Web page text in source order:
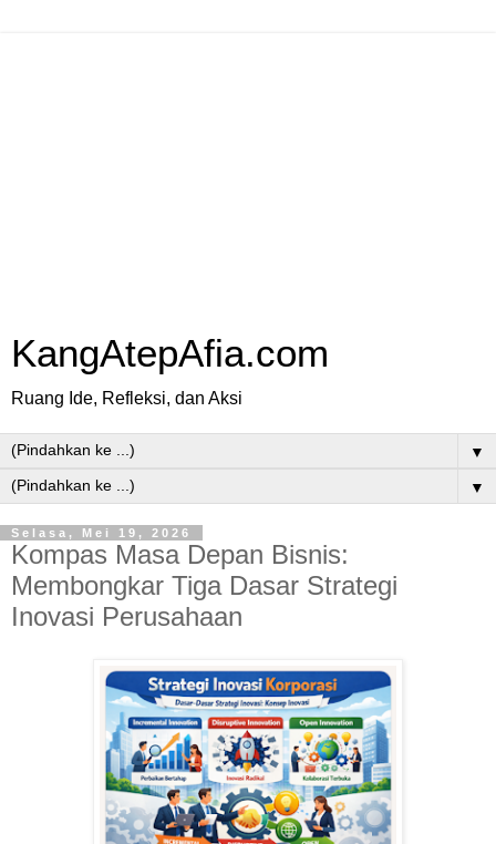
KangAtepAfia.com
Ruang Ide, Refleksi, dan Aksi
▼
▼
Selasa, Mei 19, 2026
Kompas Masa Depan Bisnis:
Membongkar Tiga Dasar Strategi
Inovasi Perusahaan